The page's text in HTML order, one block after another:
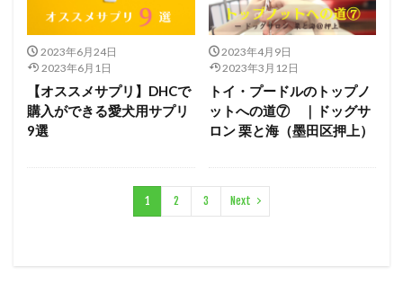
2023年6月24日
2023年6月1日
【オススメサプリ】DHCで
購入ができる愛犬用サプリ
9選
2023年4月9日
2023年3月12日
トイ・プードルのトップノ
ットへの道⑦ ｜ドッグサ
ロン 栗と海（墨田区押上）
1 2 3 Next